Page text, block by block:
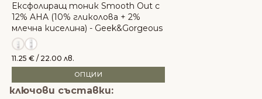
Ексфолиращ тоник Smooth Out с
12% AHA (10% гликолова + 2%
млечна киселина) - Geek&Gorgeous
11.25 € / 22.00 лв.
ОПЦИИ
ключови съставки: